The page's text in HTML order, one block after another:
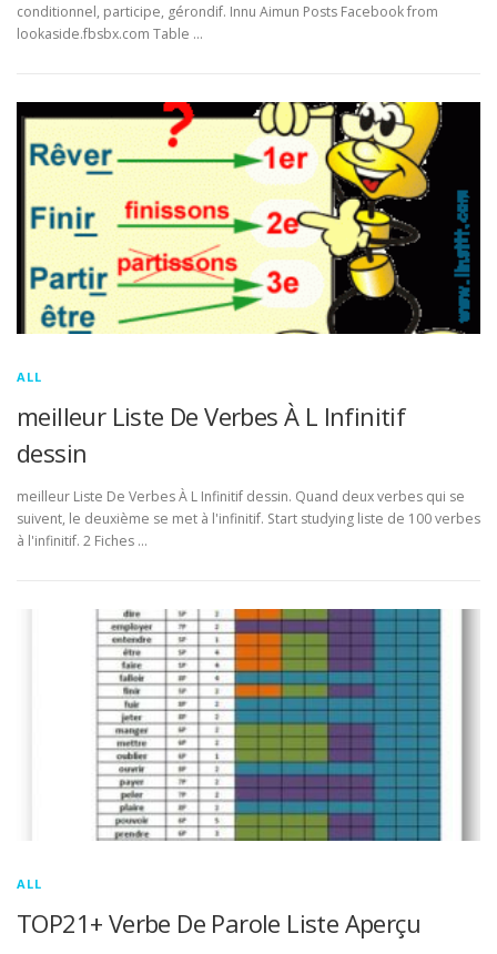
conditionnel, participe, gérondif. Innu Aimun Posts Facebook from
lookaside.fbsbx.com Table …
ALL
meilleur Liste De Verbes À L Infinitif
dessin
meilleur Liste De Verbes À L Infinitif dessin. Quand deux verbes qui se
suivent, le deuxième se met à l'infinitif. Start studying liste de 100 verbes
à l'infinitif. 2 Fiches …
ALL
TOP21+ Verbe De Parole Liste Aperçu